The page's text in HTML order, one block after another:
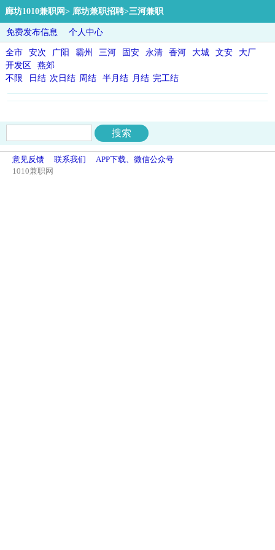
廊坊1010兼职网> 廊坊兼职招聘>三河兼职
免费发布信息 个人中心
全市 安次 广阳 霸州 三河 固安 永清 香河 大城 文安
大厂
开发区
燕郊
不限
日结 次日结 周结 半月结 月结 完工结
意见反馈 联系我们
APP下载、微信公众号
1010兼职网